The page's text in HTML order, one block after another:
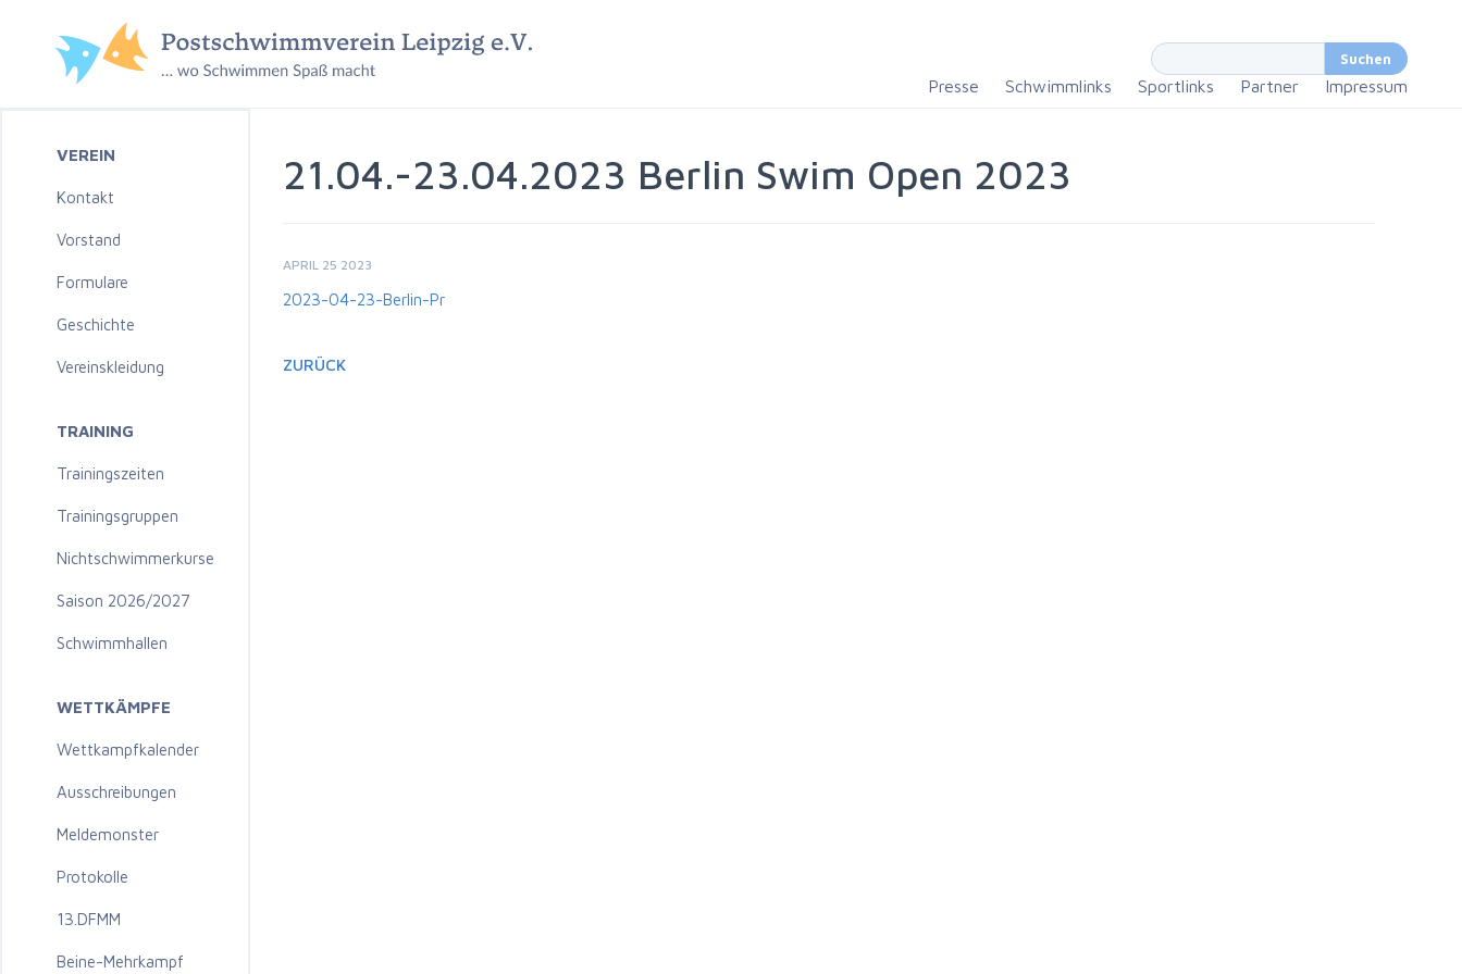
Presse Schwimmlinks Sportlinks Partner Impressum
VEREIN
Kontakt
Vorstand
Formulare
Geschichte
Vereinskleidung
TRAINING
Trainingszeiten
Trainingsgruppen
Nichtschwimmerkurse
Saison 2026/2027
Schwimmhallen
WETTKÄMPFE
Wettkampfkalender
Ausschreibungen
Meldemonster
Protokolle
13.DFMM
Beine-Mehrkampf
21.04.-23.04.2023 Berlin Swim Open 2023
APRIL 25 2023
2023-04-23-Berlin-Pr
ZURÜCK